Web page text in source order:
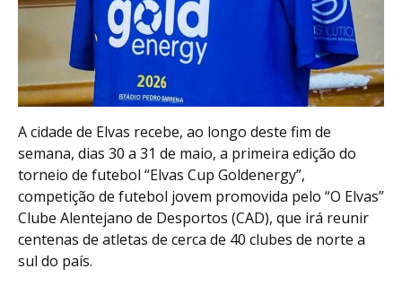
A cidade de Elvas recebe, ao longo deste fim de
semana, dias 30 a 31 de maio, a primeira edição do
torneio de futebol “Elvas Cup Goldenergy”,
competição de futebol jovem promovida pelo “O Elvas”
Clube Alentejano de Desportos (CAD), que irá reunir
centenas de atletas de cerca de 40 clubes de norte a
sul do país.